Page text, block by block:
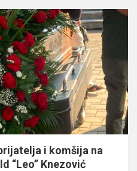
i komšija na
“Leo” Knezović